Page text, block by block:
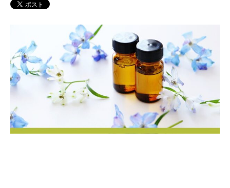
アイテム
お客様の声
ブログ
アクセス